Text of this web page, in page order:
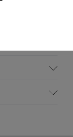
de 87
main à partir de